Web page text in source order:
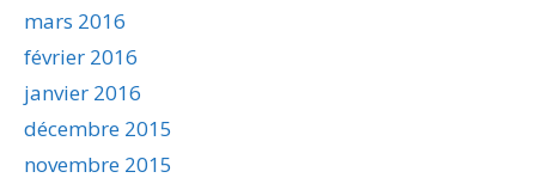
mars 2016
février 2016
janvier 2016
décembre 2015
novembre 2015